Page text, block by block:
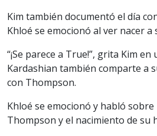
Kim también documentó el día
Khloé se emocionó al ver nacer a
“¡Se parece a True!”, grita Kim en
Kardashian también comparte a
con Thompson.
Khloé se emocionó y habló sobre
Thompson y el nacimiento de su